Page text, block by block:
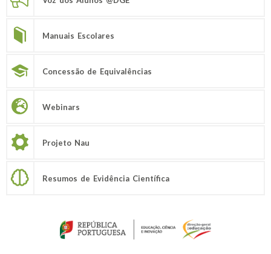
Manuais Escolares
Concessão de Equivalências
Webinars
Projeto Nau
Resumos de Evidência Científica